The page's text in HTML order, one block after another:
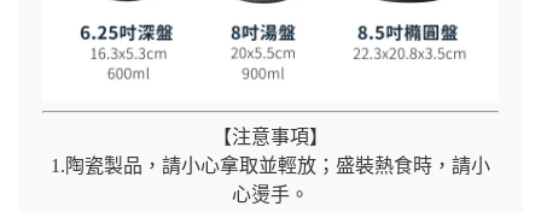
【注意事項】
1.陶瓷製品，請小心拿取並輕放；盛裝熱食時，請小
心燙手。